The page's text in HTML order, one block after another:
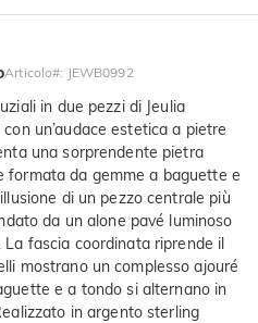
Articolo#: JEWB0992
in due pezzi di Jeulia
un’audace estetica a pietre
una sorprendente pietra
formata da gemme a baguette e
di un pezzo centrale più
da un alone pavé luminoso
fascia coordinata riprende il
mostrano un complesso ajouré
e a tondo si alternano in
in argento sterling